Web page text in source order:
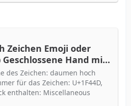
Zeichen Emoji oder
Hand mit
Kategorie 🙏
Unicode-Nummer:
erfahren und ✂
des Zeichen: daumen hoch
für das Zeichen: U+1F44D,
enthalten: Miscellaneous